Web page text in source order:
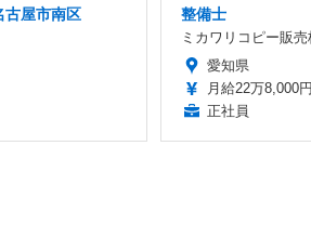
古屋市南区 整備士
ミカワリコピー販
愛知県
月給22万8,000
正社員